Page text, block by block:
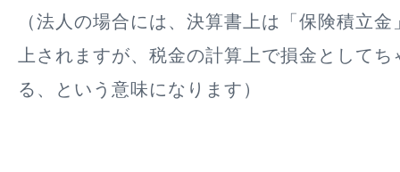
（法人の場合には、決算書上は「保険積立
上されますが、税金の計算上で損金として
る、という意味になります）